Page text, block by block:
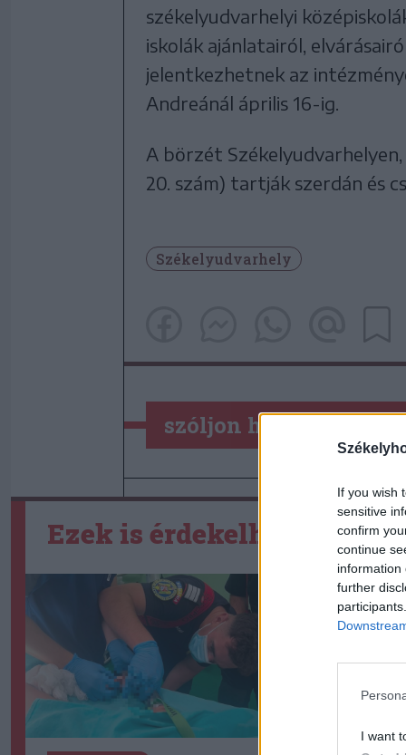
If you wish
sensitive
confirm
continue
information
further
I want
székelyudvarhelyi
iskolák ajánlatairól,
jelentkezhetnek az
Andreánál április 16-ig.
A börzét
20. szám) tartják szerdán és
Székelyudvarhely
szóljon hozzá!
Ezek is érdekelhetik